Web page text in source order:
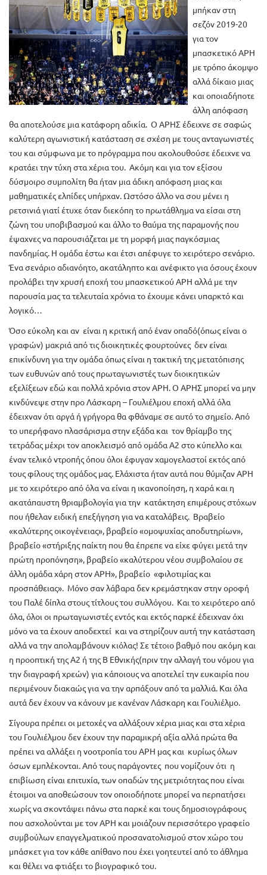
μπήκαν στη
σεζόν 2019-20
για τον
μπασκετικό ΑΡΗ
με τρόπο άκομψο
αλλά δίκαιο μιας
και οποιαδήποτε
άλλη απόφαση
θα αποτελούσε μια κατάφορη αδικία. Ο ΑΡΗΣ έδειχνε σε σαφώς
καλύτερη αγωνιστική κατάσταση σε σχέση με τους ανταγωνιστές
του και σύμφωνα με το πρόγραμμα που ακολουθούσε έδειχνε να
κρατάει την τύχη στα χέρια του. Ακόμη και για τον εξίσου
δύσμοιρο συμπολίτη θα ήταν μια άδικη απόφαση μιας και
μαθηματικές ελπίδες υπήρχαν. Ωστόσο άλλο να σου μένει η
ρετσινιά γιατί έτυχε όταν διεκόπη το πρωτάθλημα να είσαι στη
ζώνη του υποβιβασμού και άλλο το θαύμα της παραμονής που
έψαχνες να παρουσιάζεται με τη μορφή μιας παγκόσμιας
πανδημίας. Η ομάδα έστω και έτσι απέφυγε το χειρότερο σενάριο.
Ένα σενάριο αδιανόητο, ακατάληπτο και ανέφικτο για όσους έχουν
προλάβει την χρυσή εποχή του μπασκετικού ΑΡΗ αλλά με την
παρουσία μας τα τελευταία χρόνια το έχουμε κάνει υπαρκτό και
λογικό…
Όσο εύκολη και αν είναι η κριτική από έναν οπαδό(όπως είναι ο
γραφών) μακριά από τις διοικητικές φουρτούνες δεν είναι
επικίνδυνη για την ομάδα όπως είναι η τακτική της μετατόπισης
των ευθυνών από τους πρωταγωνιστές των διοικητικών
εξελίξεων εδώ και πολλά χρόνια στον ΑΡΗ. Ο ΑΡΗΣ μπορεί να μην
κινδύνεψε στην προ Λάσκαρη – Γουλιέλμου εποχή αλλά όλα
έδειχναν ότι αργά ή γρήγορα θα φθάναμε σε αυτό το σημείο. Από
το υπερήφανο πλασάρισμα στην εξάδα και τον θρίαμβο της
τετράδας μέχρι τον αποκλεισμό από ομάδα Α2 στο κύπελλο και
έναν τελικό ντροπής όπου όλοι έφυγαν χαμογελαστοί εκτός από
τους φίλους της ομάδος μας. Ελάχιστα ήταν αυτά που θύμιζαν ΑΡΗ
με το χειρότερο από όλα να είναι η ικανοποίηση, η χαρά και η
ακατάπαυστη θριαμβολογία για την κατάκτηση επιμέρους στόχων
που ήθελαν ειδική επεξήγηση για να καταλάβεις. Βραβείο
«καλύτερης οικογένειας», βραβείο «ομοψυχίας αποδυτηρίων»,
βραβείο «στήριξης παίκτη που θα έπρεπε να είχε φύγει μετά την
πρώτη προπόνηση», βραβείο «καλύτερου νέου συμβολαίου σε
άλλη ομάδα χάρη στον ΑΡΗ», βραβείο «φιλοτιμίας και
προσπάθειας». Μόνο σαν λάβαρα δεν κρεμάστηκαν στην οροφή
του Παλέ δίπλα στους τίτλους του συλλόγου. Και το χειρότερο από
όλα, όλοι οι πρωταγωνιστές εντός και εκτός παρκέ έδειχναν όχι
μόνο να τα έχουν αποδεχτεί και να στηρίζουν αυτή την κατάσταση
αλλά να την απολαμβάνουν κιόλας! Σε τέτοιο βαθμό που ακόμη και
η προοπτική της Α2 ή της Β Εθνικής(πριν την αλλαγή του νόμου για
την διαγραφή χρεών) για κάποιους να αποτελεί την ευκαιρία που
περιμένουν διακαώς για να την αρπάξουν από τα μαλλιά. Και όλα
αυτά δεν έχουν να κάνουν με κανέναν Λάσκαρη και Γουλιέλμο.
Σίγουρα πρέπει οι μετοχές να αλλάξουν χέρια μιας και στα χέρια
του Γουλιέλμου δεν έχουν την παραμικρή αξία αλλά πρώτα θα
πρέπει να αλλάξει η νοοτροπία του ΑΡΗ μας και κυρίως όλων
όσων εμπλέκονται. Από τους παράγοντες που νομίζουν ότι η
επιβίωση είναι επιτυχία, των οπαδών της μετριότητας που είναι
έτοιμοι να αποθεώσουν τον οποιοδήποτε μπορεί να περπατήσει
χωρίς να σκοντάψει πάνω στα παρκέ και τους δημοσιογράφους
που ασχολούνται με τον ΑΡΗ και μοιάζουν περισσότερο γραφείο
συμβούλων επαγγελματικού προσανατολισμού στον χώρο του
μπάσκετ για τον κάθε απίθανο που έχει γοητευτεί από το άθλημα
και θέλει να φτιάξει το βιογραφικό του.